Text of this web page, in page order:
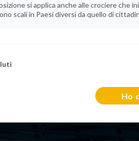
si applica anche alle crociere che
scali in Paesi diversi da quello di
Ho